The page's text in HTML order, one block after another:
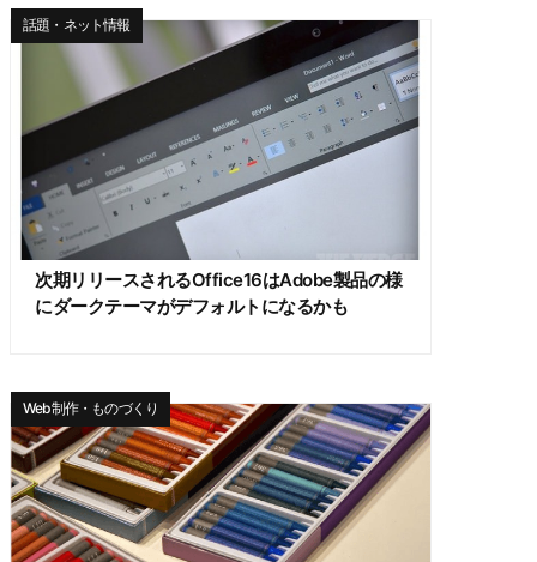
次期リリースされるOffice16はAdobe製品の様
にダークテーマがデフォルトになるかも
話題・ネット情報
Web制作・ものづくり